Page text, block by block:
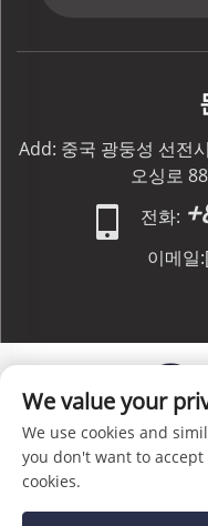
Add: 중국 광둥성 선전
오싱로
전화:
이메일:
저작권 © C&C
개
We value your
We use cookies and
you don't want to accept
cookies.